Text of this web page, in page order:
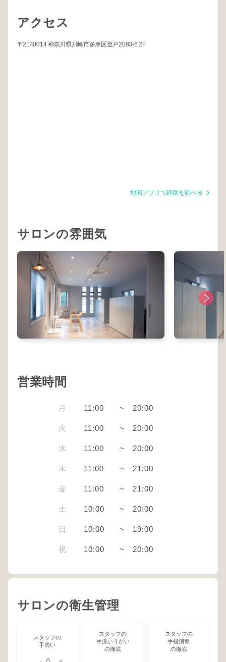
アクセス
〒2140014 神奈川県川崎市多摩区登戸2083-6 2F
地図アプリで経路を調べる
サロンの雰囲気
営業時間
月 11:00 ~ 20:00
火 11:00 ~ 20:00
水 11:00 ~ 20:00
木 11:00 ~ 21:00
金 11:00 ~ 21:00
土 10:00 ~ 20:00
日 10:00 ~ 19:00
祝 10:00 ~ 20:00
サロンの衛生管理
スタッフの
手洗い
スタッフの
手洗いうがい
の徹底
スタッフの
手指消毒
の徹底